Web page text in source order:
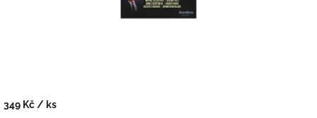
349 Kč / ks